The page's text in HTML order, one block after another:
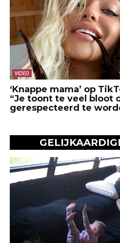
VIDEO
‘Knappe mama’ op
“Je toont te veel bloot
gerespecteerd te